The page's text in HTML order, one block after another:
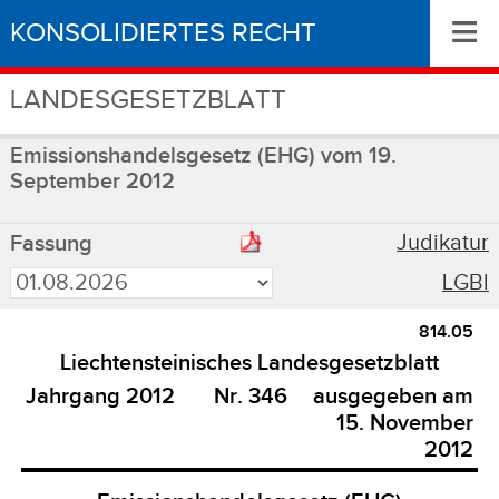
KONSOLIDIERTES RECHT
LANDESGESETZBLATT
≡
Emissionshandelsgesetz (EHG) vom 19.
September 2012
Fassung
Judikatur
LGBl